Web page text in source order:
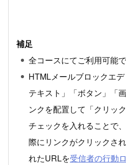
補足
全コースにてご利用可能で
HTMLメールブロックエ
テキスト」「ボタン」「
ンクを配置して「クリッ
チェックを入れることで
際にリンクがクリックさ
れたURLを受信者の行動